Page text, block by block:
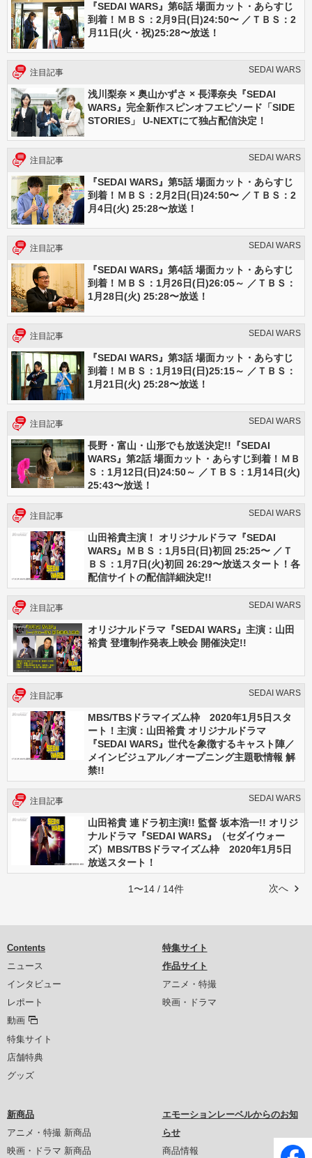
『SEDAI WARS』第6話 場面カット・あらすじ
到着！ＭＢＳ：2月9日(日)24:50〜 ／ＴＢＳ：2
月11日(火・祝)25:28〜放送！
注目記事 SEDAI WARS
浅川梨奈 × 奥山かずさ × 長澤奈央『SEDAI
WARS』完全新作スピンオフエピソード「SIDE
STORIES」 U-NEXTにて独占配信決定！
注目記事 SEDAI WARS
『SEDAI WARS』第5話 場面カット・あらすじ
到着！ＭＢＳ：2月2日(日)24:50〜 ／ＴＢＳ：2
月4日(火) 25:28〜放送！
注目記事 SEDAI WARS
『SEDAI WARS』第4話 場面カット・あらすじ
到着！ＭＢＳ：1月26日(日)26:05～ ／ＴＢＳ：
1月28日(火) 25:28〜放送！
注目記事 SEDAI WARS
『SEDAI WARS』第3話 場面カット・あらすじ
到着！ＭＢＳ：1月19日(日)25:15～ ／ＴＢＳ：
1月21日(火) 25:28〜放送！
注目記事 SEDAI WARS
長野・富山・山形でも放送決定!!『SEDAI
WARS』第2話 場面カット・あらすじ到着！ＭＢ
Ｓ：1月12日(日)24:50～ ／ＴＢＳ：1月14日(火)
25:43〜放送！
注目記事 SEDAI WARS
山田裕貴主演！ オリジナルドラマ『SEDAI
WARS』ＭＢＳ：1月5日(日)初回 25:25〜 ／Ｔ
ＢＳ：1月7日(火)初回 26:29〜放送スタート！各
配信サイトの配信詳細決定!!
注目記事 SEDAI WARS
オリジナルドラマ『SEDAI WARS』主演：山田
裕貴 登壇制作発表上映会 開催決定!!
注目記事 SEDAI WARS
MBS/TBSドラマイズム枠 2020年1月5日スタ
ート！主演：山田裕貴 オリジナルドラマ
『SEDAI WARS』世代を象徴するキャスト陣／
メインビジュアル／オープニング主題歌情報 解
禁!!
注目記事 SEDAI WARS
山田裕貴 連ドラ初主演!! 監督 坂本浩一!! オリジ
ナルドラマ『SEDAI WARS』（セダイウォー
ズ）MBS/TBSドラマイズム枠 2020年1月5日
放送スタート！
次へ
1〜14 / 14件
Contents
ニュース
インタビュー
レポート
動画
特集サイト
店舗特典
グッズ
特集サイト
作品サイト
アニメ・特撮
映画・ドラマ
新商品
アニメ・特撮 新商品
映画・ドラマ 新商品
エモーションレーベルからのお知
らせ
商品情報